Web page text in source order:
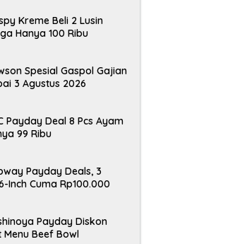
Kreme Beli 2 Lusin
Hanya 100 Ribu
Spesial Gaspol Gajian
3 Agustus 2026
Payday Deal 8 Pcs Ayam
99 Ribu
Payday Deals, 3
Inch Cuma Rp100.000
Payday Diskon
Menu Beef Bowl